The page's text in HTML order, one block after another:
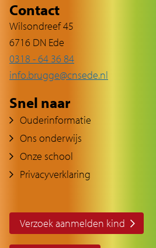
Contact
Wilsondreef 45
6716 DN Ede
0318 - 64 36 84
info.brugge@cnsede.nl
Snel naar
Ouderinformatie
Ons onderwijs
Onze school
Privacyverklaring
Verzoek aanmelden kind